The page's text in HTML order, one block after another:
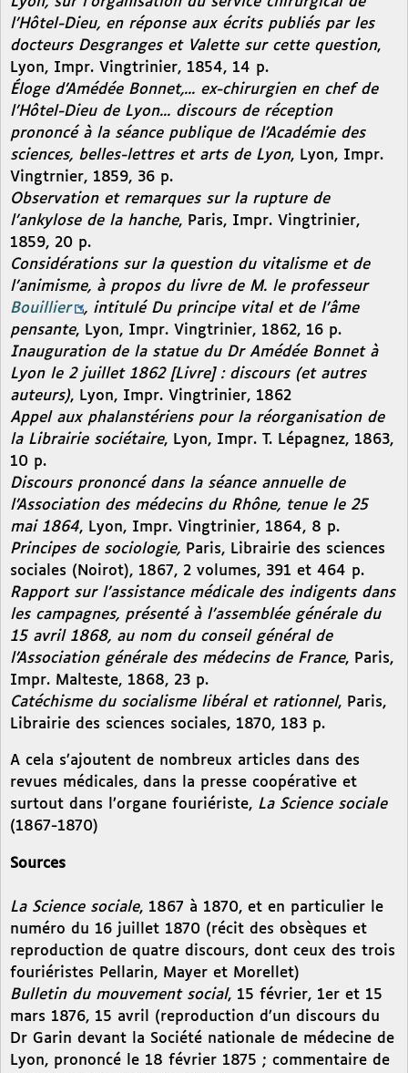
l’Hôtel-Dieu, en réponse aux écrits publiés par les
docteurs Desgranges et Valette sur cette question,
Lyon, Impr. Vingtrinier, 1854, 14 p.
Éloge d’Amédée Bonnet,... ex-chirurgien en chef de
l’Hôtel-Dieu de Lyon... discours de réception
prononcé à la séance publique de l’Académie des
sciences, belles-lettres et arts de Lyon, Lyon, Impr.
Vingtrnier, 1859, 36 p.
Observation et remarques sur la rupture de
l’ankylose de la hanche, Paris, Impr. Vingtrinier,
1859, 20 p.
Considérations sur la question du vitalisme et de
l’animisme, à propos du livre de M. le professeur
Bouillier
, intitulé Du principe vital et de l’âme
pensante, Lyon, Impr. Vingtrinier, 1862, 16 p.
Inauguration de la statue du Dr Amédée Bonnet à
Lyon le 2 juillet 1862 [Livre] : discours (et autres
auteurs), Lyon, Impr. Vingtrinier, 1862
Appel aux phalanstériens pour la réorganisation de
la Librairie sociétaire, Lyon, Impr. T. Lépagnez, 1863,
10 p.
Discours prononcé dans la séance annuelle de
l’Association des médecins du Rhône, tenue le 25
mai 1864, Lyon, Impr. Vingtrinier, 1864, 8 p.
Principes de sociologie, Paris, Librairie des sciences
sociales (Noirot), 1867, 2 volumes, 391 et 464 p.
Rapport sur l’assistance médicale des indigents dans
les campagnes, présenté à l’assemblée générale du
15 avril 1868, au nom du conseil général de
l’Association générale des médecins de France, Paris,
Impr. Malteste, 1868, 23 p.
Catéchisme du socialisme libéral et rationnel, Paris,
Librairie des sciences sociales, 1870, 183 p.
A cela s’ajoutent de nombreux articles dans des
revues médicales, dans la presse coopérative et
surtout dans l’organe fouriériste, La Science sociale
(1867-1870)
Sources
La Science sociale, 1867 à 1870, et en particulier le
numéro du 16 juillet 1870 (récit des obsèques et
reproduction de quatre discours, dont ceux des trois
fouriéristes Pellarin, Mayer et Morellet)
Bulletin du mouvement social, 15 février, 1er et 15
mars 1876, 15 avril (reproduction d’un discours du
Dr Garin devant la Société nationale de médecine de
Lyon, prononcé le 18 février 1875 ; commentaire de